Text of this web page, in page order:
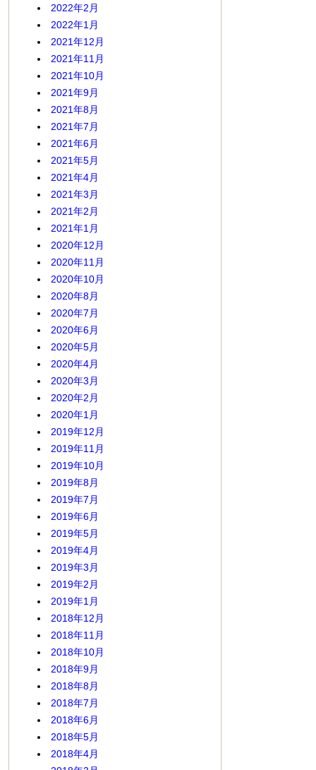
2022年2月
2022年1月
2021年12月
2021年11月
2021年10月
2021年9月
2021年8月
2021年7月
2021年6月
2021年5月
2021年4月
2021年3月
2021年2月
2021年1月
2020年12月
2020年11月
2020年10月
2020年8月
2020年7月
2020年6月
2020年5月
2020年4月
2020年3月
2020年2月
2020年1月
2019年12月
2019年11月
2019年10月
2019年8月
2019年7月
2019年6月
2019年5月
2019年4月
2019年3月
2019年2月
2019年1月
2018年12月
2018年11月
2018年10月
2018年9月
2018年8月
2018年7月
2018年6月
2018年5月
2018年4月